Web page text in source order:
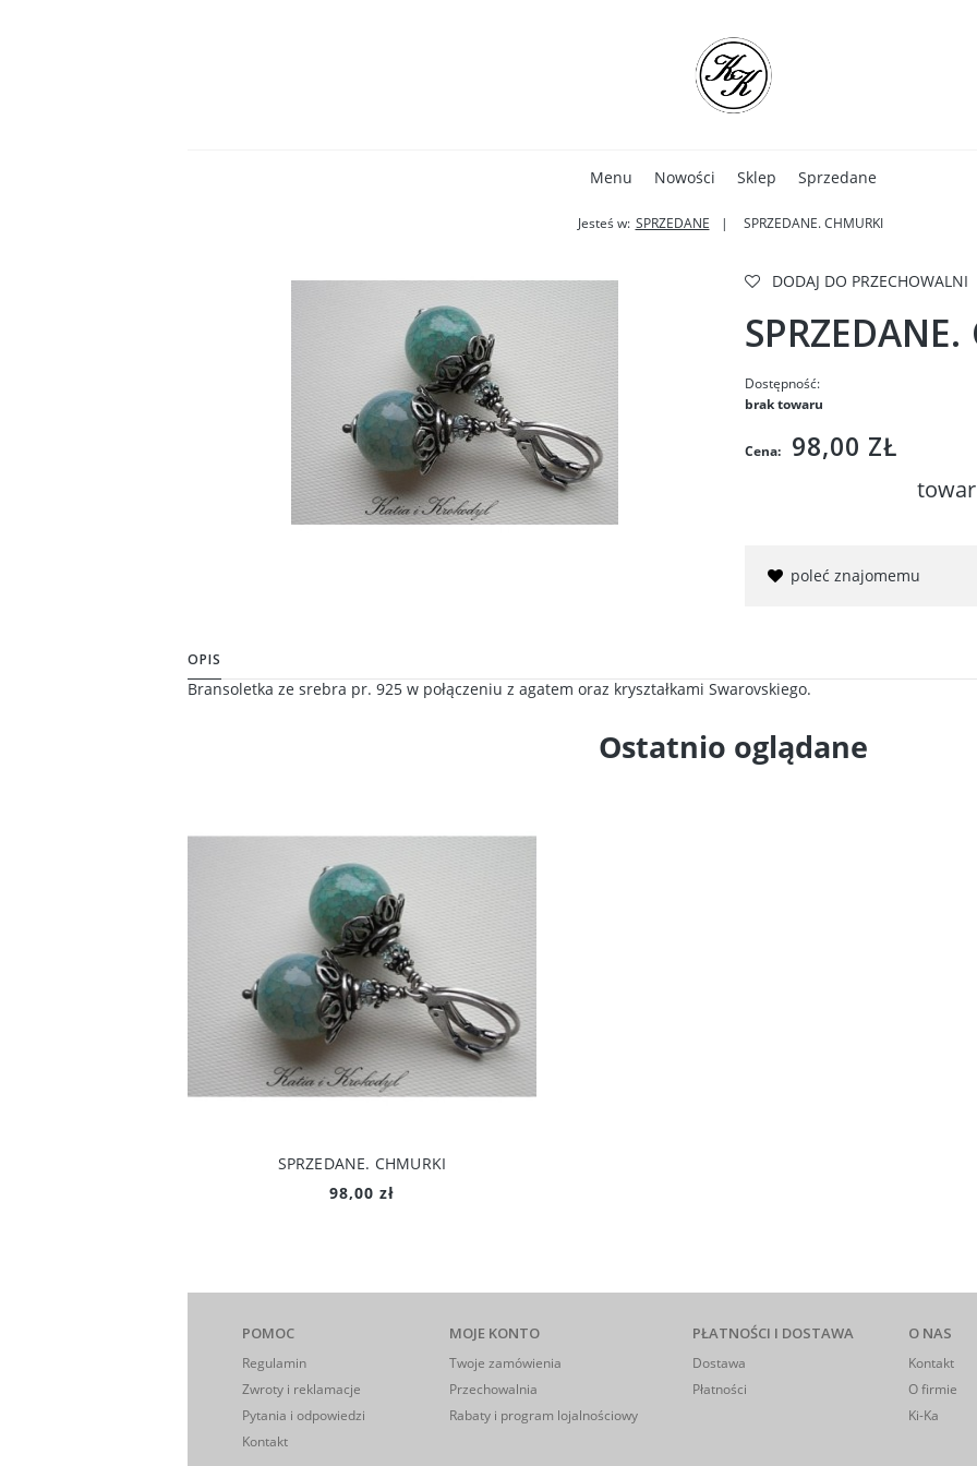
Menu Nowości Sklep Sprzedane
Jesteś w: SPRZEDANE SPRZEDANE. CHMURKI
DODAJ DO PRZECHOWALNI
Dostępność:
brak towaru
Cena: 98,00 ZŁ
poleć znajomemu
OPIS
Bransoletka ze srebra pr. 925 w połączeniu z agatem oraz kryształkami Swarovskiego.
Ostatnio oglądane
SPRZEDANE. CHMURKI
98,00 zł
POMOC
Regulamin
Zwroty i reklamacje
Pytania i odpowiedzi
Kontakt
MOJE KONTO
Twoje zamówienia
Przechowalnia
Rabaty i program lojalnościowy
PŁATNOŚCI I DOSTAWA
Dostawa
Płatności
O NAS
Kontakt
O firmie
Ki-Ka